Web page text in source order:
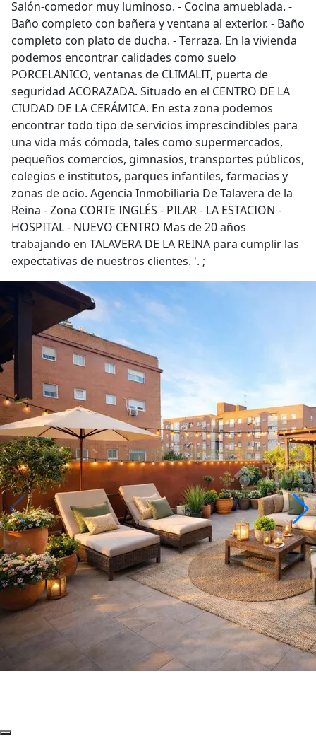
Salón-comedor muy luminoso. - Cocina amueblada. -
Baño completo con bañera y ventana al exterior. - Baño
completo con plato de ducha. - Terraza. En la vivienda
podemos encontrar calidades como suelo
PORCELANICO, ventanas de CLIMALIT, puerta de
seguridad ACORAZADA. Situado en el CENTRO DE LA
CIUDAD DE LA CERÁMICA. En esta zona podemos
encontrar todo tipo de servicios imprescindibles para
una vida más cómoda, tales como supermercados,
pequeños comercios, gimnasios, transportes públicos,
colegios e institutos, parques infantiles, farmacias y
zonas de ocio. Agencia Inmobiliaria De Talavera de la
Reina - Zona CORTE INGLÉS - PILAR - LA ESTACION -
HOSPITAL - NUEVO CENTRO Mas de 20 años
trabajando en TALAVERA DE LA REINA para cumplir las
expectativas de nuestros clientes. '. ;